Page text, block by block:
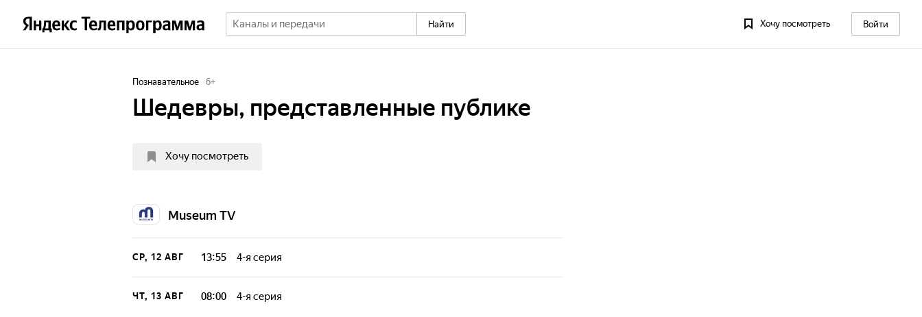
Найти Хочу посмотреть Войти
Познавательное 6+
Шедевры, представленные публике
Хочу посмотреть
Museum TV
СР, 12 АВГ 13:55 4-я серия
Окунитесь в мир искусства! Передача о шедеврах, представленных
публике. Узнайте о мировых шедеврах и их тайнах. Великое
искусство доступно каждому. Смотрите и вдохновляйтесь!
ЧТ, 13 АВГ 08:00 4-я серия